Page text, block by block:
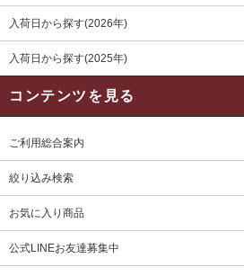
入荷日から探す(2026年)
入荷日から探す(2025年)
コンテンツを見る
ご利用総合案内
絞り込み検索
お気に入り商品
公式LINEお友達募集中